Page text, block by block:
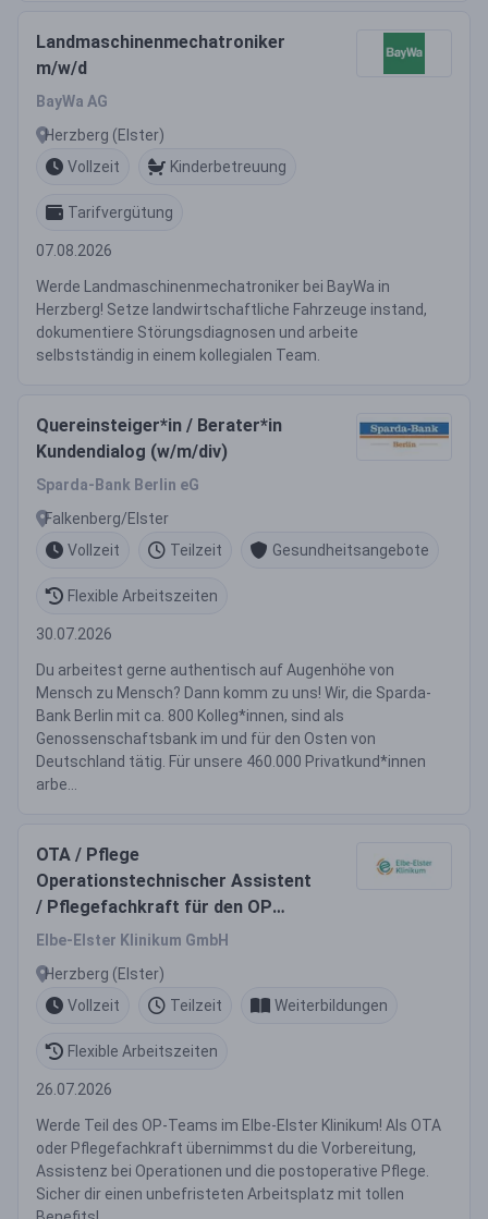
Landmaschinenmechatroniker
m/w/d
BayWa AG
Herzberg (Elster)
Vollzeit
Kinderbetreuung
Tarifvergütung
07.08.2026
Werde Landmaschinenmechatroniker bei BayWa in
Herzberg! Setze landwirtschaftliche Fahrzeuge instand,
dokumentiere Störungsdiagnosen und arbeite
selbstständig in einem kollegialen Team.
Quereinsteiger*in / Berater*in
Kundendialog (w/m/div)
Sparda-Bank Berlin eG
Falkenberg/Elster
Vollzeit
Teilzeit Gesundheitsangebote
Flexible Arbeitszeiten
30.07.2026
Du arbeitest gerne authentisch auf Augenhöhe von
Mensch zu Mensch? Dann komm zu uns! Wir, die Sparda-
Bank Berlin mit ca. 800 Kolleg*innen, sind als
Genossenschaftsbank im und für den Osten von
Deutschland tätig. Für unsere 460.000 Privatkund*innen
arbe...
OTA / Pflege
Operationstechnischer Assistent
/ Pflegefachkraft für den OP
(m/w/d) im EEK Herzberg
Elbe-Elster Klinikum GmbH
Herzberg (Elster)
Vollzeit
Teilzeit Weiterbildungen
Flexible Arbeitszeiten
26.07.2026
Werde Teil des OP-Teams im Elbe-Elster Klinikum! Als OTA
oder Pflegefachkraft übernimmst du die Vorbereitung,
Assistenz bei Operationen und die postoperative Pflege.
Sicher dir einen unbefristeten Arbeitsplatz mit tollen